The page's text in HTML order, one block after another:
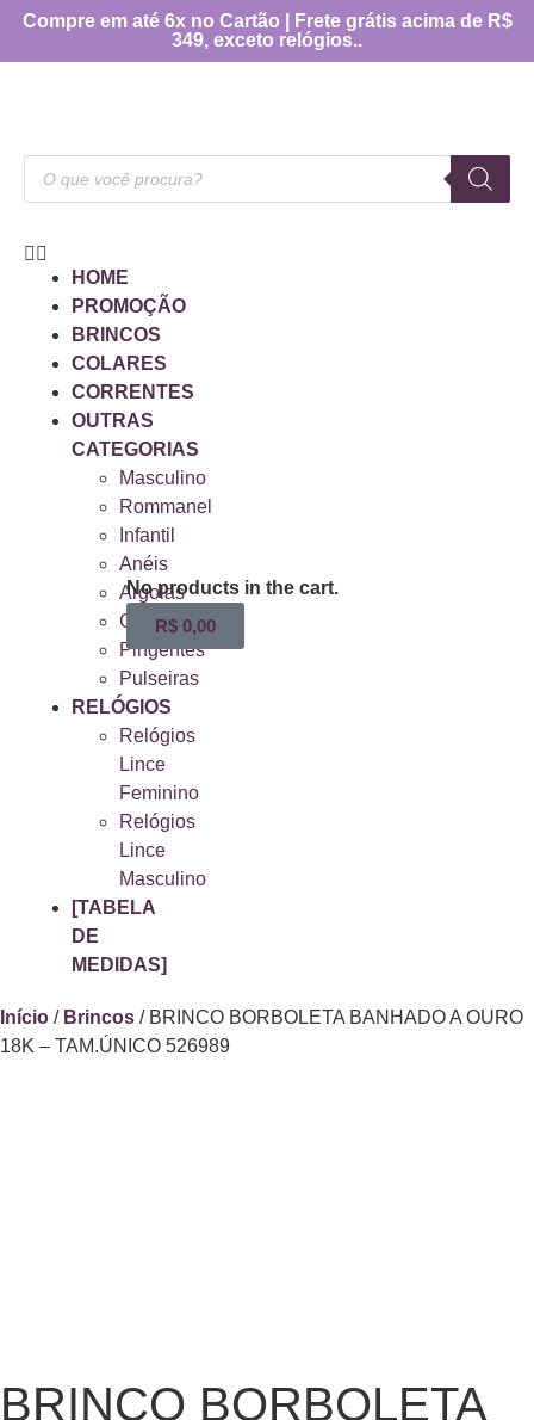
Compre em até 6x no Cartão | Frete grátis acima de R$
349, exceto relógios..
HOME
PROMOÇÃO
BRINCOS
COLARES
CORRENTES
OUTRAS
CATEGORIAS
Masculino
Rommanel
Infantil
Anéis
Argolas
Choker
Pingentes
Pulseiras
RELÓGIOS
Relógios
Lince
Feminino
Relógios
Lince
Masculino
[TABELA
DE
MEDIDAS]
No products in the cart.
R$0,00
Início / Brincos / BRINCO BORBOLETA BANHADO A OURO
18K – TAM.ÚNICO 526989
BRINCO BORBOLETA